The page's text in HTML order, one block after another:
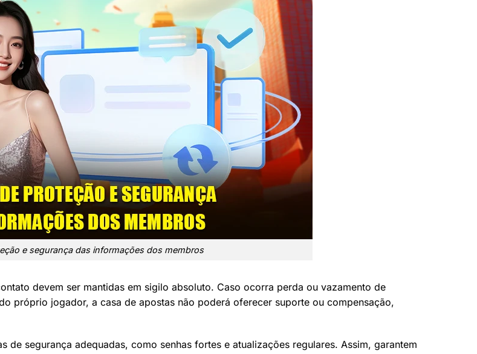
e segurança das informações dos membros
devem ser mantidas em sigilo absoluto. Caso ocorra perda ou vazamento de
próprio jogador, a casa de apostas não poderá oferecer suporte ou compensação,
de segurança adequadas, como senhas fortes e atualizações regulares. Assim, garantem